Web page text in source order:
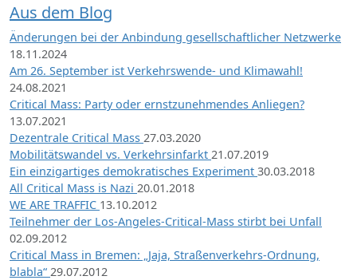
Aus dem Blog
Änderungen bei der Anbindung gesellschaftlicher Netzwerke
18.11.2024
Am 26. September ist Verkehrswende- und Klimawahl!
24.08.2021
Critical Mass: Party oder ernstzunehmendes Anliegen?
13.07.2021
Dezentrale Critical Mass 27.03.2020
Mobilitätswandel vs. Verkehrsinfarkt 21.07.2019
Ein einzigartiges demokratisches Experiment 30.03.2018
All Critical Mass is Nazi 20.01.2018
WE ARE TRAFFIC 13.10.2012
Teilnehmer der Los-Angeles-Critical-Mass stirbt bei Unfall
02.09.2012
Critical Mass in Bremen: „Jaja, Straßenverkehrs-Ordnung,
blabla“ 29.07.2012